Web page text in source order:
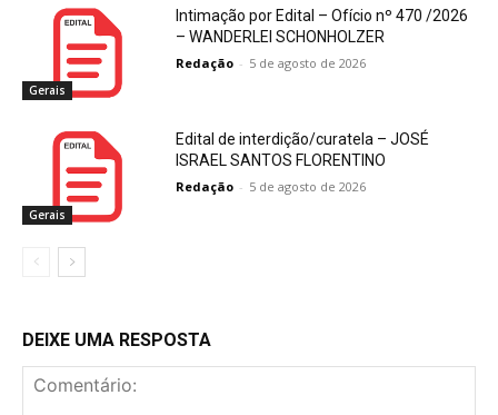
Gerais
Intimação por Edital – Ofício nº 470 /2026
– WANDERLEI SCHONHOLZER
Redação - 5 de agosto de 2026
Gerais
Edital de interdição/curatela – JOSÉ
ISRAEL SANTOS FLORENTINO
Redação - 5 de agosto de 2026
DEIXE UMA RESPOSTA